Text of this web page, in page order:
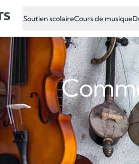
Soutien scolaireCours de musique